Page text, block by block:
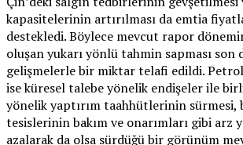
kapasitelerinin artırılması da emtia
destekledi. Böylece mevcut rapor
oluşan yukarı yönlü tahmin sapması
gelişmelerle bir miktar telafi edildi.
ise küresel talebe yönelik endişeler ile
yönelik yaptırım taahhütlerinin sürmesi,
tesislerinin bakım ve onarımları gibi arz
azalarak da olsa sürdüğü bir görünüm